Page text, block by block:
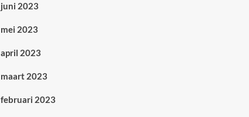
juni 2023
mei 2023
april 2023
maart 2023
februari 2023